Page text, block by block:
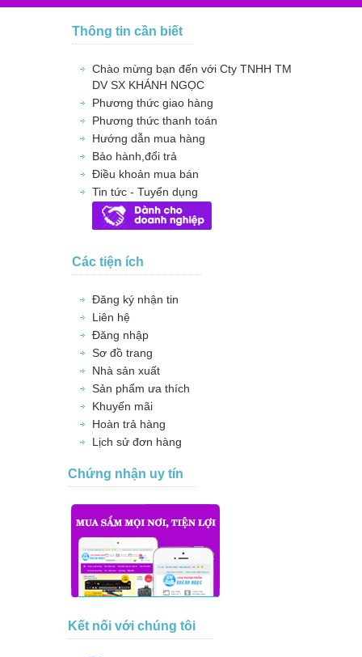
Thông tin cần biết
Chào mừng bạn đến với Cty TNHH TM
DV SX KHÁNH NGỌC
Phương thức giao hàng
Phương thức thanh toán
Hướng dẫn mua hàng
Bảo hành,đổi trả
Điều khoản mua bán
Tin tức - Tuyển dụng
Các tiện ích
Đăng ký nhận tin
Liên hệ
Đăng nhập
Sơ đồ trang
Nhà sản xuất
Sản phẩm ưa thích
Khuyến mãi
Hoàn trả hàng
Lịch sử đơn hàng
Chứng nhận uy tín
Kết nối với chúng tôi